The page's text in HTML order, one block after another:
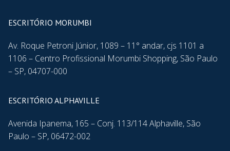
ESCRITÓRIO MORUMBI
Av. Roque Petroni Júnior, 1089 – 11° andar, cjs 1101 a
1106 – Centro Profissional Morumbi Shopping, São Paulo
– SP, 04707-000
ESCRITÓRIO ALPHAVILLE
Avenida Ipanema, 165 – Conj. 113/114 Alphaville, São
Paulo – SP, 06472-002